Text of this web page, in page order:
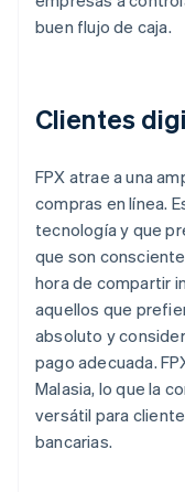
buen flujo de caja.
Clientes
FPX atrae a una
compras en línea.
tecnología y que
que son
hora de compartir
aquellos que
absoluto y
pago adecuada.
Malasia, lo que la
versátil para
bancarias.